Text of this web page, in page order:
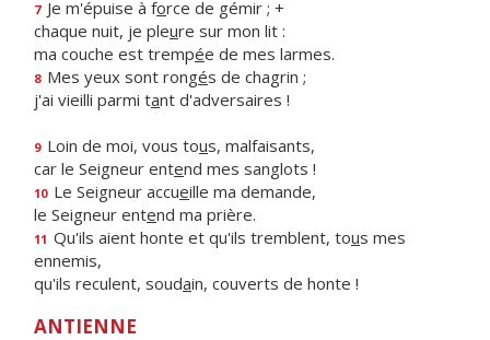
7 Je m'épuise à force de gémir ; +
chaque nuit, je pleure sur mon lit :
ma couche est trempée de mes larmes.
8 Mes yeux sont rongés de chagrin ;
j'ai vieilli parmi tant d'adversaires !
9 Loin de moi, vous tous, malfaisants,
car le Seigneur entend mes sanglots !
10 Le Seigneur accueille ma demande,
le Seigneur entend ma prière.
11 Qu'ils aient honte et qu'ils tremblent, tous mes
ennemis,
qu'ils reculent, soudain, couverts de honte !
ANTIENNE